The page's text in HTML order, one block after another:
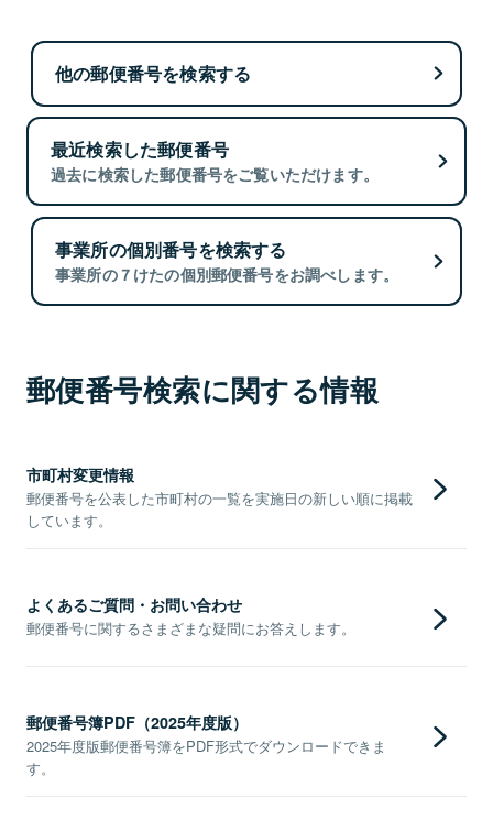
他の郵便番号を検索する
最近検索した郵便番号
過去に検索した郵便番号をご覧いただけます。
事業所の個別番号を検索する
事業所の７けたの個別郵便番号をお調べします。
郵便番号検索に関する情報
市町村変更情報
郵便番号を公表した市町村の一覧を実施日の新しい順に掲載
しています。
よくあるご質問・お問い合わせ
郵便番号に関するさまざまな疑問にお答えします。
郵便番号簿PDF（2025年度版）
2025年度版郵便番号簿をPDF形式でダウンロードできま
す。